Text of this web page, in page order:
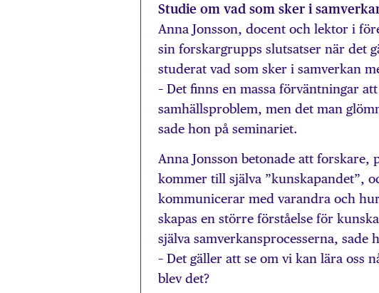
Studie om vad som sker i
Anna Jonsson, docent och lektor i
sin forskargrupps slutsatser när det
studerat vad som sker i samverkan
– Det finns en massa förväntningar
samhällsproblem, men det man
sade hon på seminariet.
Anna Jonsson betonade att
kommer till själva ”kunskapandet”,
kommunicerar med varandra och
skapas en större förståelse för
själva samverkansprocesserna, sade
– Det gäller att se om vi kan lära oss
blev det?